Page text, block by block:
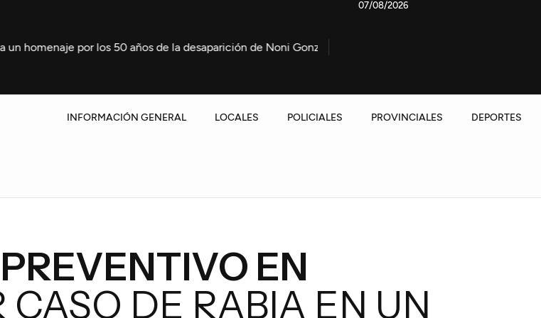
los 50 años de la desaparición de Noni González Marcha contra la Ley de propiedad privada: La
07/08/2026
INFORMACIÓN GENERAL LOCALES POLICIALES PROVINCIALES DEPORTES
EN
CASO DE RABIA EN UN